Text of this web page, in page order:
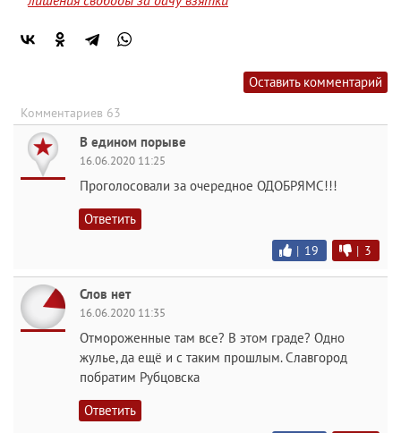
Оставить комментарий
Комментариев 63
В едином порыве
16.06.2020 11:25
Проголосовали за очередное ОДОБРЯМС!!!
Ответить
| 19 | 3
Слов нет
16.06.2020 11:35
Отмороженные там все? В этом граде? Одно
жулье, да ещё и с таким прошлым. Славгород
побратим Рубцовска
Ответить